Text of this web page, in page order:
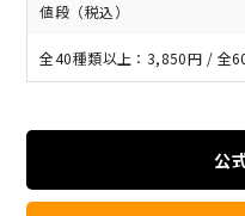
値段（税込）
全40種類以上：3,850円 / 全
公